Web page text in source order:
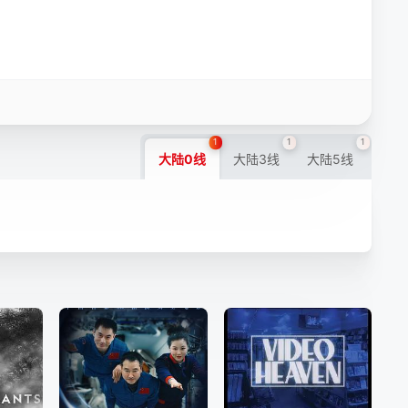
大陆0线
1
大陆3线
1
大陆5线
1